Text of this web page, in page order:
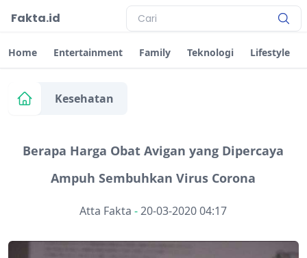
Fakta.id
Home Entertainment Family Teknologi Lifestyle
Kesehatan
Berapa Harga Obat Avigan yang Dipercaya
Ampuh Sembuhkan Virus Corona
Atta Fakta -20-03-2020 04:17